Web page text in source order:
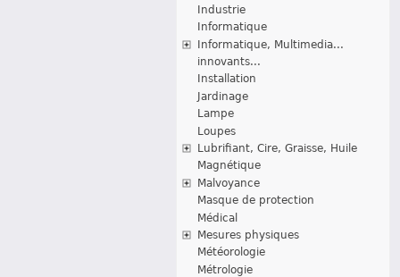
Industrie
Informatique
Informatique, Multimedia...
innovants...
Installation
Jardinage
Lampe
Loupes
Lubrifiant, Cire, Graisse, Huile
Magnétique
Malvoyance
Masque de protection
Médical
Mesures physiques
Météorologie
Métrologie